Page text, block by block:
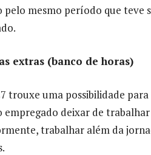
mesmo período que teve
extras (banco de horas)
trouxe uma possibilidade
empregado deixar de
trabalhar além da